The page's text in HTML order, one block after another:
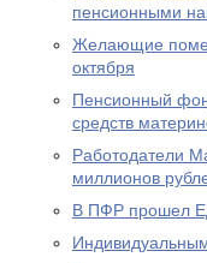
пенсионными
Желающие
октября
Пенсионный
средств
Работодатели
миллионов
В ПФР прошел